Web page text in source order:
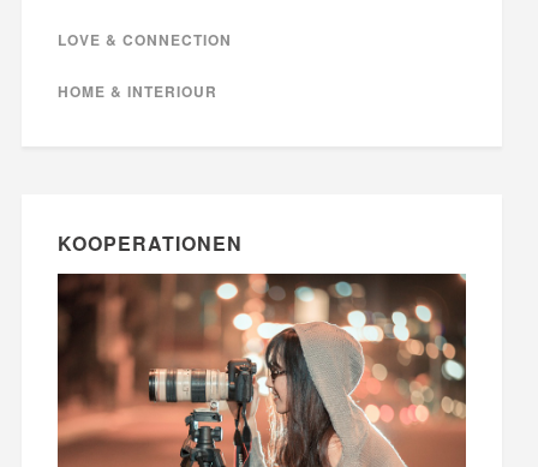
LOVE & CONNECTION
HOME & INTERIOUR
KOOPERATIONEN